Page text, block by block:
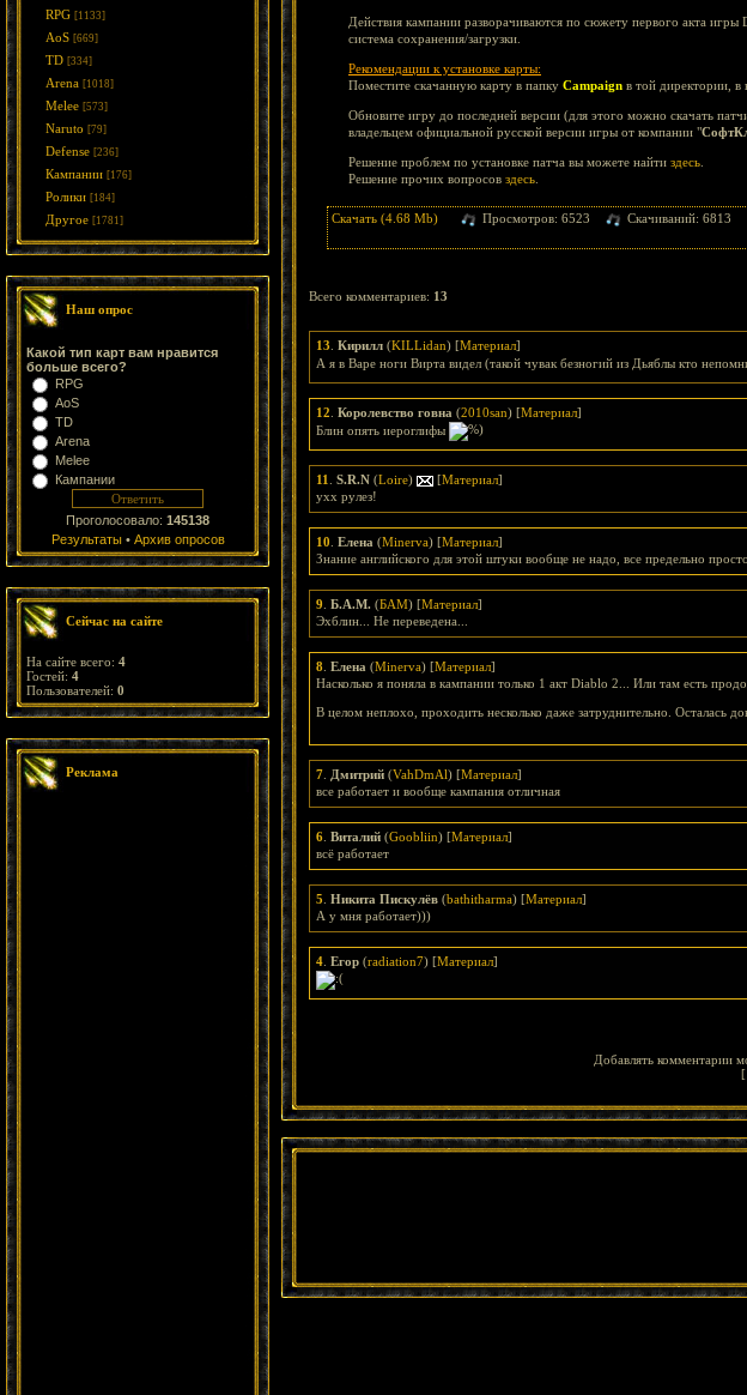
RPG [1133]
AoS [669]
TD [334]
Arena [1018]
Melee [573]
Naruto [79]
Defense [236]
Кампании [176]
Ролики [184]
Другое [1781]
Наш опрос
Какой тип карт вам нравится
больше всего?
RPG
AoS
TD
Arena
Melee
Кампании
Проголосовало: 145138
Результаты• Архив опросов
Сейчас на сайте
На сайте всего: 4
Гостей: 4
Пользователей: 0
Реклама
Действия кампании разворачиваются по сюжету первого акта
система сохранения/загрузки.
Рекомендации к установке карты:
Поместите скачанную карту в папку Campaign в той директории, в
Обновите игру до последней версии (для этого можно скачать
владельцем официальной русской версии игры от компании "
Решение проблем по установке патча вы можете найти здесь
Решение прочих вопросов здесь
Скачать (4.68 Mb) Просмотров: 6523 Скачиваний: 6813
Всего комментариев: 13
13 Кирилл (KILLidan) [Материал]
А я в Варе ноги Вирта видел (такой чувак безногий из Дьяблы кто
12 Королевство говна (2010san) [Материал]
Блин опять иероглифы
11 S.R.N (Loire) [Материал]
ухх рулез!
10 Елена (Minerva) [Материал]
Знание английского для этой штуки вообще не надо, все предельно просто.
9 Б.А.М. (БАМ) [Материал]
Эхблин... Не переведена...
8 Елена (Minerva) [Материал]
Насколько я поняла в кампании только 1 акт Diablo 2... Или там есть
В целом неплохо, проходить несколько даже затруднительно. Осталась
7 Дмитрий (VahDmAl) [Материал]
все работает и вообще кампания отличная
6 Виталий (Goobliin) [Материал]
всё работает
5 Никита Пискулёв (bathitharma) [Материал]
А у мня работает)))
4 Егор (radiation7) [Материал]
Добавлять комментарии
[